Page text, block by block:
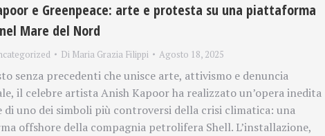
e Greenpeace: arte e protesta su una piattaforma
Mare del Nord
Di Maria Grazia Filippi Agosto 18, 2025
senza precedenti che unisce arte, attivismo e denuncia
il celebre artista Anish Kapoor ha realizzato un’opera inedita
di uno dei simboli più controversi della crisi climatica: una
offshore della compagnia petrolifera Shell. L’installazione,